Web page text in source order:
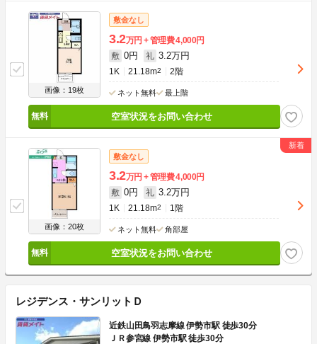
画像：19枚
敷金なし
3.2万円 管理費4,000円
敷 0円 礼 3.2万円
1K 21.18m2 2階
ネット無料 最上階
空室状況をお問い合わせ
画像：20枚
敷金なし
3.2万円 管理費4,000円
敷 0円 礼 3.2万円
1K 21.18m2 1階
ネット無料 角部屋
空室状況をお問い合わせ
レジデンス・サンリットＤ
近鉄山田鳥羽志摩線 伊勢市駅 徒歩30分
ＪＲ参宮線 伊勢市駅 徒歩30分